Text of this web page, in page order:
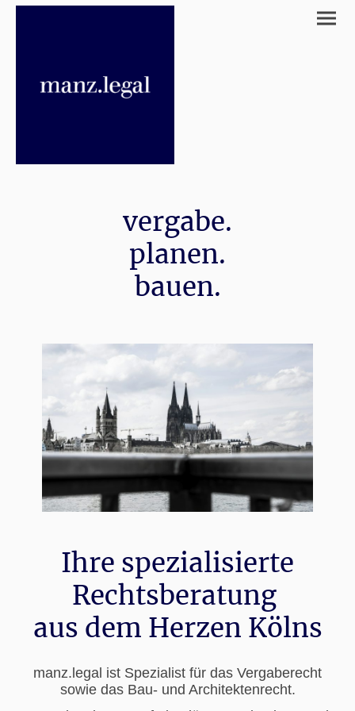
vergabe.
planen.
bauen.
Ihre spezialisierte
Rechtsberatung
aus dem Herzen Kölns
manz.legal ist Spezialist für das Vergaberecht
sowie das Bau- und Architektenrecht.